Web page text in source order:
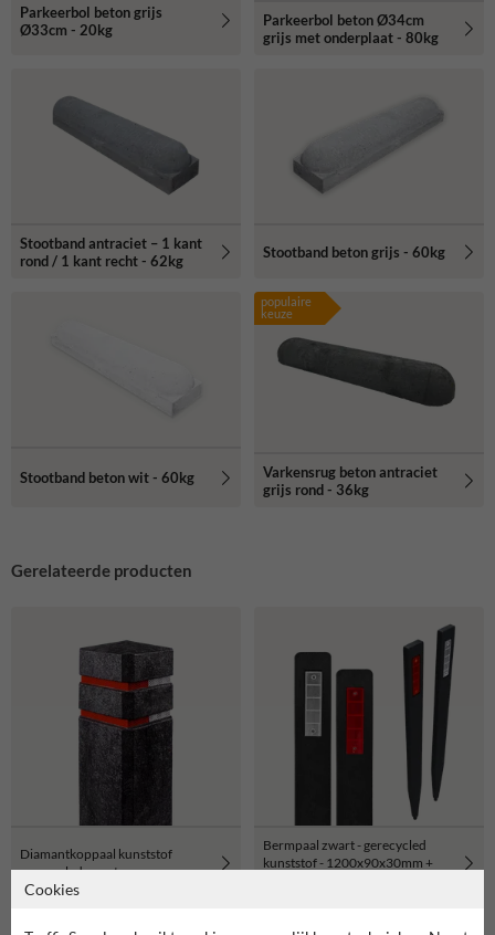
Parkeerbol beton grijs
Ø33cm - 20kg
Parkeerbol beton Ø34cm
grijs met onderplaat - 80kg
Stootband antraciet – 1 kant
rond / 1 kant recht - 62kg
Stootband beton grijs - 60kg
Stootband beton wit - 60kg
populaire
keuze
Varkensrug beton antraciet
grijs rond - 36kg
Gerelateerde producten
Diamantkoppaal kunststof
gerecycled zwart
Bermpaal zwart - gerecycled
kunststof - 1200x90x30mm +
Cookies